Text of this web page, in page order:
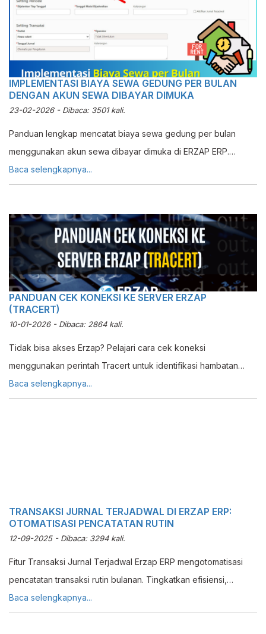
IMPLEMENTASI BIAYA SEWA GEDUNG PER BULAN
DENGAN AKUN SEWA DIBAYAR DIMUKA
23-02-2026 - Dibaca: 3501 kali.
Panduan lengkap mencatat biaya sewa gedung per bulan
menggunakan akun sewa dibayar dimuka di ERZAP ERP.
Sesuai prinsip matching cost dengan revenue.
Baca selengkapnya...
PANDUAN CEK KONEKSI KE SERVER ERZAP
(TRACERT)
10-01-2026 - Dibaca: 2864 kali.
Tidak bisa akses Erzap? Pelajari cara cek koneksi
menggunakan perintah Tracert untuk identifikasi hambatan
jaringan dan dapatkan solusi dari tim support.
Baca selengkapnya...
TRANSAKSI JURNAL TERJADWAL DI ERZAP ERP:
OTOMATISASI PENCATATAN RUTIN
12-09-2025 - Dibaca: 3294 kali.
Fitur Transaksi Jurnal Terjadwal Erzap ERP mengotomatisasi
pencatatan transaksi rutin bulanan. Tingkatkan efisiensi,
konsistensi, dan kurangi human error dalam akuntansi.
Baca selengkapnya...